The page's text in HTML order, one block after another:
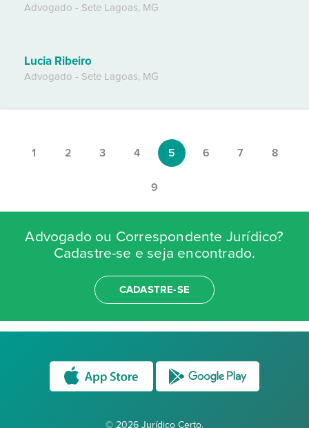
Advogado - Sete Lagoas, MG
Lucia Ribeiro
Advogado - Sete Lagoas, MG
1 2 3 4 5 6 7 8
9
Advogado ou Correspondente Jurídico?
Cadastre-se e seja encontrado.
CADASTRE-SE
© 2026 Jurídico Certo.